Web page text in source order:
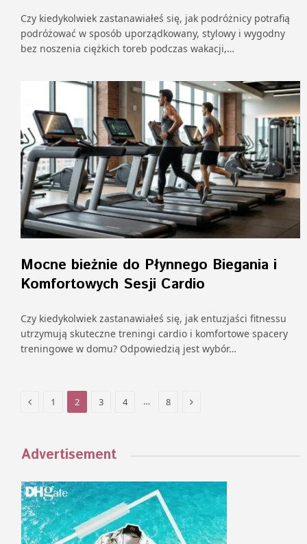
Czy kiedykolwiek zastanawiałeś się, jak podróżnicy potrafią
podróżować w sposób uporządkowany, stylowy i wygodny
bez noszenia ciężkich toreb podczas wakacji,…
Mocne bieżnie do Płynnego Biegania i
Komfortowych Sesji Cardio
Czy kiedykolwiek zastanawiałeś się, jak entuzjaści fitnessu
utrzymują skuteczne treningi cardio i komfortowe spacery
treningowe w domu? Odpowiedzią jest wybór…
Previous
1 2 3 4 … 8 Next
Advertisement